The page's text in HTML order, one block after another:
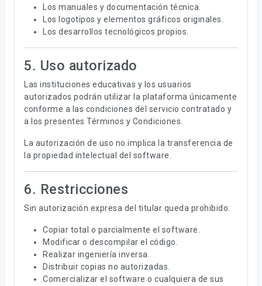
Los manuales y documentación técnica.
Los logotipos y elementos gráficos originales.
Los desarrollos tecnológicos propios.
5. Uso autorizado
Las instituciones educativas y los usuarios
autorizados podrán utilizar la plataforma únicamente
conforme a las condiciones del servicio contratado y
a los presentes Términos y Condiciones.
La autorización de uso no implica la transferencia de
la propiedad intelectual del software.
6. Restricciones
Sin autorización expresa del titular queda prohibido:
Copiar total o parcialmente el software.
Modificar o descompilar el código.
Realizar ingeniería inversa.
Distribuir copias no autorizadas.
Comercializar el software o cualquiera de sus